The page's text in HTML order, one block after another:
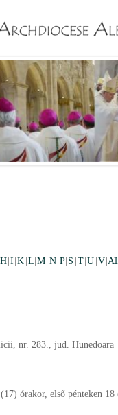
H I |K L |M N |P S T |U V |All
nr. 283., jud. Hunedoara
órakor, első pénteken